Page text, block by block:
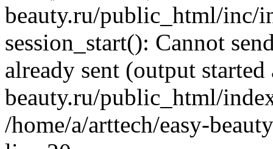
beauty.ru/public_html/inc/
session_start(): Cannot
already sent (output
beauty.ru/public_html/
/home/a/arttech/easy-